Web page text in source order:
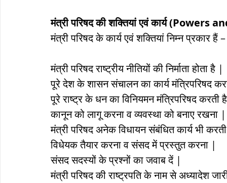
मंत्री परिषद की शक्तियां एवं कार्य
मंत्री परिषद के कार्य एवं शक्तियां निम्न प्रकार हैं –
मंत्री परिषद राष्ट्रीय नीतियों की निर्माता होता है |
पूरे देश के शासन संचालन का कार्य मंत्रिपरिषद
पूरे राष्ट्र के धन का विनियमन मंत्रिपरिषद करती
कानून को लागू करना व व्यवस्था को बनाए रखना |
मंत्री परिषद अनेक विधायन संबंधित कार्य भी
विधेयक तैयार करना व संसद में प्रस्तुत करना |
संसद सदस्यों के प्रश्नों का जवाब दें |
मंत्री परिषद की राष्ट्रपति के नाम से अध्यादेश